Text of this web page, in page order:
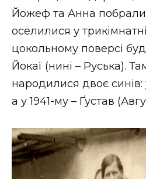
Йожеф та Анна
оселилися у
цокольному поверсі
Йокаї (нині – Руська).
народилися двоє
а у 1941-му – Ґустав